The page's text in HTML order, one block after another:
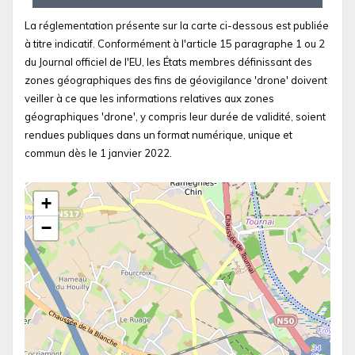
La réglementation présente sur la carte ci-dessous est publiée
à titre indicatif. Conformément à l'article 15 paragraphe 1 ou 2
du Journal officiel de l'EU, les États membres définissant des
zones géographiques des fins de géovigilance 'drone' doivent
veiller à ce que les informations relatives aux zones
géographiques 'drone', y compris leur durée de validité, soient
rendues publiques dans un format numérique, unique et
commun dès le 1 janvier 2022.